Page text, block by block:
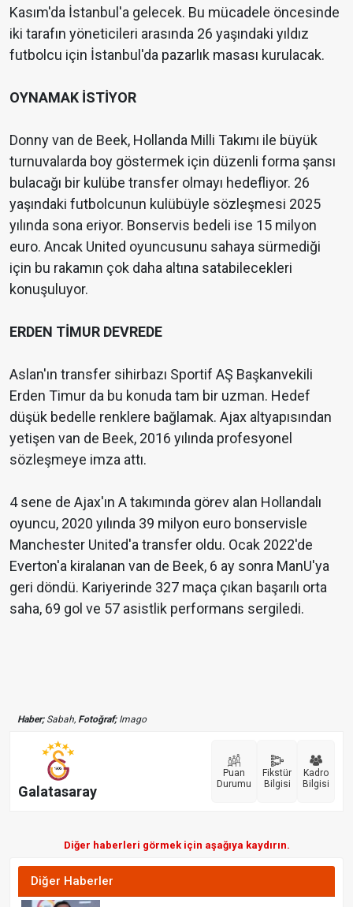
Kasım'da İstanbul'a gelecek. Bu mücadele öncesinde
iki tarafın yöneticileri arasında 26 yaşındaki yıldız
futbolcu için İstanbul'da pazarlık masası kurulacak.
OYNAMAK İSTİYOR
Donny van de Beek, Hollanda Milli Takımı ile büyük
turnuvalarda boy göstermek için düzenli forma şansı
bulacağı bir kulübe transfer olmayı hedefliyor. 26
yaşındaki futbolcunun kulübüyle sözleşmesi 2025
yılında sona eriyor. Bonservis bedeli ise 15 milyon
euro. Ancak United oyuncusunu sahaya sürmediği
için bu rakamın çok daha altına satabilecekleri
konuşuluyor.
ERDEN TİMUR DEVREDE
Aslan'ın transfer sihirbazı Sportif AŞ Başkanvekili
Erden Timur da bu konuda tam bir uzman. Hedef
düşük bedelle renklere bağlamak. Ajax altyapısından
yetişen van de Beek, 2016 yılında profesyonel
sözleşmeye imza attı.
4 sene de Ajax'ın A takımında görev alan Hollandalı
oyuncu, 2020 yılında 39 milyon euro bonservisle
Manchester United'a transfer oldu. Ocak 2022'de
Everton'a kiralanan van de Beek, 6 ay sonra ManU'ya
geri döndü. Kariyerinde 327 maça çıkan başarılı orta
saha, 69 gol ve 57 asistlik performans sergiledi.
Haber;Sabah, Fotoğraf;Imago
Galatasaray
Puan
Durumu
Fikstür
Bilgisi
Kadro
Bilgisi
Diğer haberleri görmek için aşağıya kaydırın.
Diğer Haberler